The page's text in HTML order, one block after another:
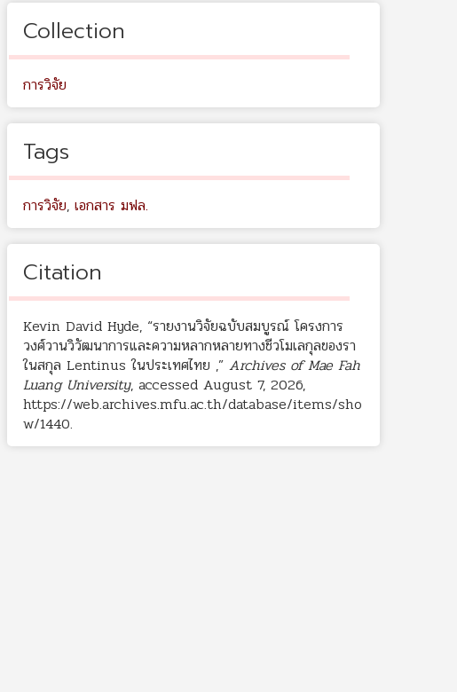
Collection
การวิจัย
Tags
การวิจัย, เอกสาร มฟล.
Citation
Kevin David Hyde, “รายงานวิจัยฉบับสมบูรณ์ โครงการ
วงศ์วานวิวัฒนาการและความหลากหลายทางชีวโมเลกุลของรา
ในสกุล Lentinus ในประเทศไทย ,” Archives of Mae Fah
Luang University, accessed August 7, 2026,
https://web.archives.mfu.ac.th/database/items/sho
w/1440.